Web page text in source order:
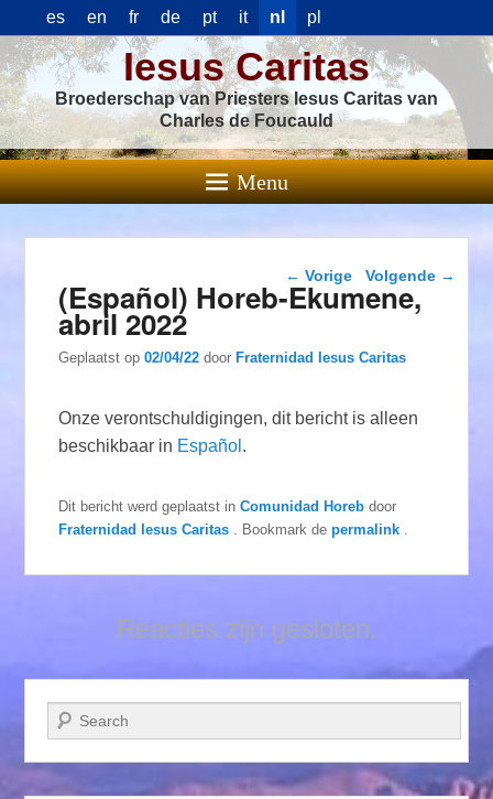
es en fr de pt it nl pl
Iesus Caritas
Broederschap van Priesters Iesus Caritas van
Charles de Foucauld
Menu
Berichtnavigatie
← Vorige Volgende →
(Español) Horeb-Ekumene,
abril 2022
Geplaatst op02/04/22 doorFraternidad Iesus Caritas
Onze verontschuldigingen, dit bericht is alleen
beschikbaar in Español .
Dit bericht werd geplaatst inComunidad Horeb door
Fraternidad Iesus Caritas
. Bookmark depermalink
Reacties zijn gesloten.
Zoeken